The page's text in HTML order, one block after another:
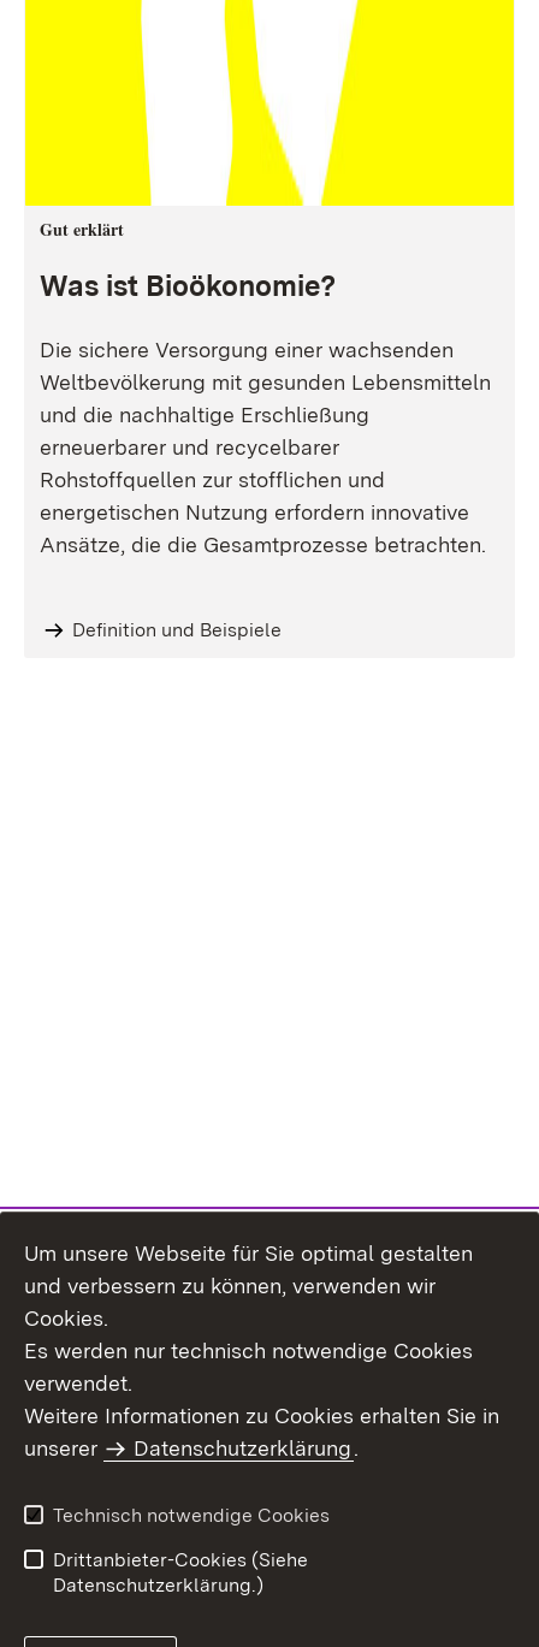
Gut erklärt
Was ist Bioökonomie?
Die sichere Versorgung einer wachsenden
Weltbevölkerung mit gesunden Lebensmitteln
und die nachhaltige Erschließung
erneuerbarer und recycelbarer
Rohstoffquellen zur stofflichen und
energetischen Nutzung erfordern innovative
Ansätze, die die Gesamtprozesse betrachten.
Definition und Beispiele
Themenübersicht
Barrierefreiheit
Um unsere Webseite für Sie optimal gestalten
und verbessern zu können, verwenden wir
Cookies.
Es werden nur technisch notwendige Cookies
verwendet.
Weitere Informationen zu Cookies erhalten Sie in
unserer
Datenschutzerklärung.
Technisch notwendige Cookies
Drittanbieter-Cookies (Siehe
Datenschutzerklärung.)